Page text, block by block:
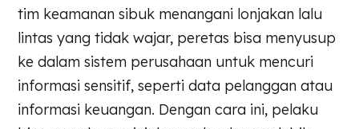
tim keamanan sibuk menangani lonjakan lalu
lintas yang tidak wajar, peretas bisa menyusup
ke dalam sistem perusahaan untuk mencuri
informasi sensitif, seperti data pelanggan atau
informasi keuangan. Dengan cara ini, pelaku